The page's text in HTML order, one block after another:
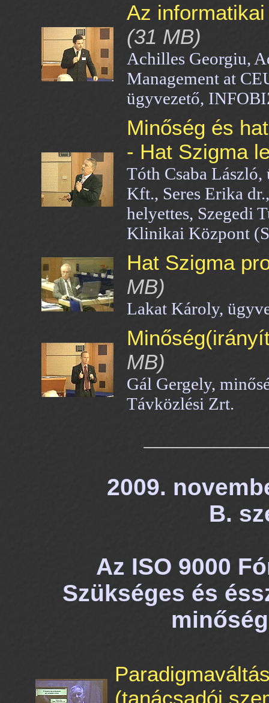
Az
(31 MB)
Achilles Georgiu,
Management at
ügyvezető,
Minőség és
- Hat Szigma
Tóth Csaba
Kft., Seres Erika
helyettes, Szegedi
Klinikai Központ
Hat Szigma
MB)
Lakat Károly,
MB)
Gál Gergely,
Távközlési Zrt.
2009.
B.
Az ISO 9000
Szükséges és
(tanácsadói